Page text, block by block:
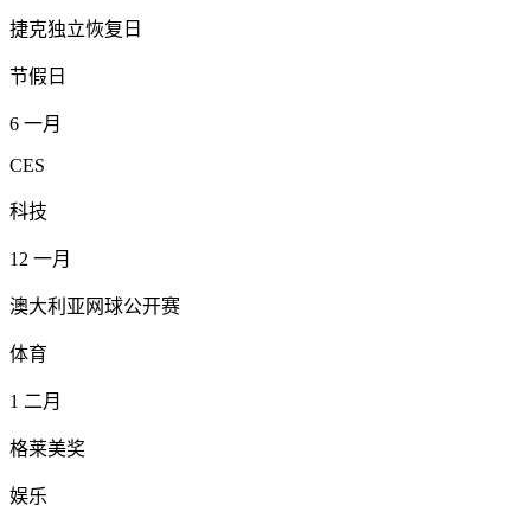
捷克独立恢复日
节假日
6 一月
CES
科技
12 一月
澳大利亚网球公开赛
体育
1 二月
格莱美奖
娱乐